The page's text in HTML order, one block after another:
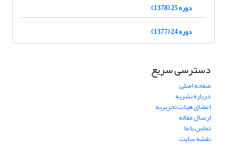
دوره 25 (1378)
دوره 24 (1377)
دسترسی سریع
صفحه اصلی
درباره نشریه
اعضای هیات تحریریه
ارسال مقاله
تماس با ما
نقشه سایت